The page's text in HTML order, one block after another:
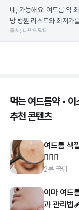
네, 가능해요. 여드름 약
방 병원 리스트와 최저가
출처: 나만의닥터
먹는 여드름약 •
추천 콘텐츠
여드름 색
👩🏻‍⚕️
2분 꿀팁
이마 여드
과 관리법